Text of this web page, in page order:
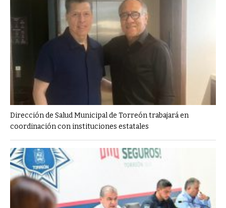
Dirección de Salud Municipal de Torreón trabajará en
coordinación con instituciones estatales